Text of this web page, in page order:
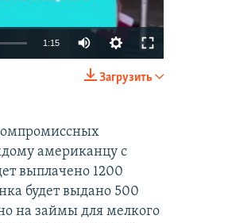
SHARE
404p
1:15
270p
1080p
Загрузить
американцу с
выплачено 1200
будет выдано 500
на займы для мелкого